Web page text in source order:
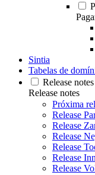
Sintia
Tabelas de
Release notes
Release notes
Próxima
Release
Release
Release
Release
Release Inn
Release